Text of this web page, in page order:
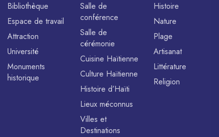
Bibliothèque
Espace de travail
Attraction
Université
Monuments
historique
Salle de
conférence
Salle de
cérémonie
Cuisine Haïtienne
Culture Haïtienne
Histoire d’Haïti
Lieux méconnus
Villes et
Destinations
Histoire
Nature
Plage
Artisanat
Littérature
Religion